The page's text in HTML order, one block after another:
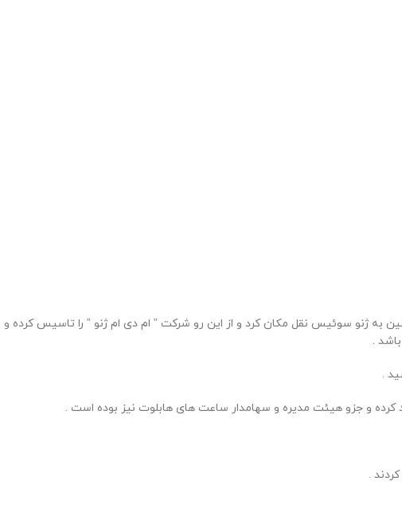
دلیل راه اندازی شرکت خود آنجارو ترک کرد و همچنین به ژنو سوئیس نقل مکان کرد و از این رو شرکت ” ام دی ام ژنو ” را تاسیس کرده و
.